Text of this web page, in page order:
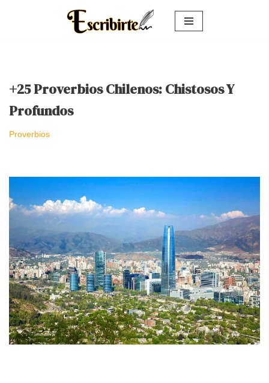
+25 Proverbios Chilenos: Chistosos Y
Profundos
Proverbios